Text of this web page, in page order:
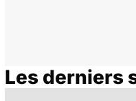
Les derniers